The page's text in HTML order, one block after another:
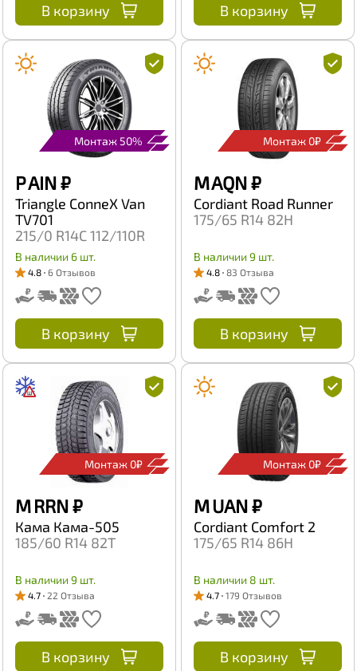
В корзину В корзину
Монтаж 50%
P AIN₽
Triangle ConneX Van
TV701
215/0 R14C 112/110R
В наличии 6 шт.
4.8 6 Отзывов
В корзину
Монтаж 0₽
M AQN₽
Cordiant Road Runner
175/65 R14 82H
В наличии 9 шт.
4.8 83 Отзыва
В корзину
Монтаж 0₽
M RRN₽
Кама Кама-505
185/60 R14 82T
В наличии 9 шт.
4.7 22 Отзыва
В корзину
Монтаж 0₽
M UAN₽
Cordiant Comfort 2
175/65 R14 86H
В наличии 8 шт.
4.7 179 Отзывов
В корзину